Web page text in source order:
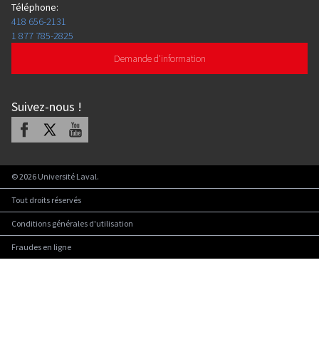
Téléphone:
418 656-2131
1 877 785-2825
Demande d'information
Suivez-nous !
Facebook Youtube
©2026 Université Laval.
Tout droits réservés
Conditions générales d'utilisation
Fraudes en ligne